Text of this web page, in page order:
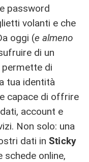
password
volanti e che
oggi (e almeno
di un
di
tua identità
capace di offrire
account e
Non solo: una
dati in Sticky
schede online,